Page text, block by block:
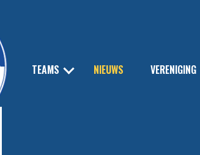
TEAMS NIEUWS VERENIGING